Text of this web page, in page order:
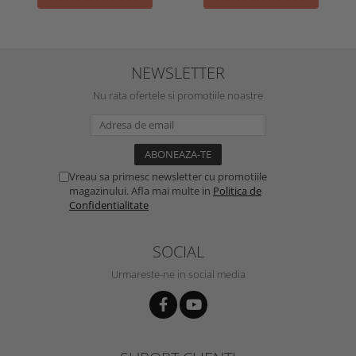
NEWSLETTER
Nu rata ofertele si promotiile noastre
Vreau sa primesc newsletter cu promotiile
magazinului. Afla mai multe in Politica de
Confidentialitate
SOCIAL
Urmareste-ne in social media